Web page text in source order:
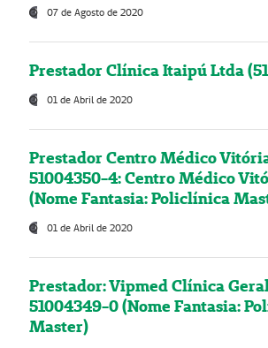
07 de Agosto de 2020
Prestador Clínica Itaipú Ltda
01 de Abril de 2020
Prestador Centro Médico
51004350-4: Centro Médico
(Nome Fantasia: Policlínica
01 de Abril de 2020
Prestador: Vipmed Clínica
51004349-0 (Nome Fantasia:
Master)